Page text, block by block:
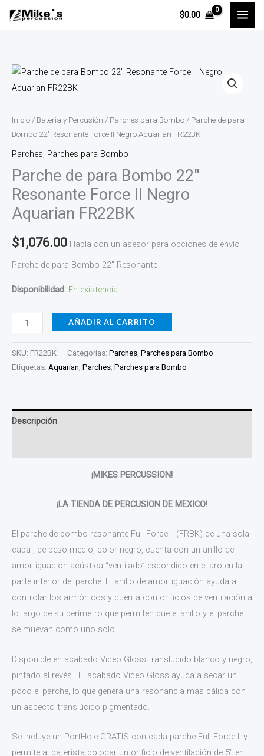
$0.00
Inicio / Batería y Percusión / Parches para Bombo / Parche de para
Bombo 22″ Resonante Force II Negro Aquarian FR22BK
Parches, Parches para Bombo
Parche de para Bombo 22″
Resonante Force II Negro
Aquarian FR22BK
$1,076.00 Habla con un asesor para opciones de envío
Parche de para Bombo 22″ Resonante
Disponibilidad: En existencia
Parche
de
Bombo
22"
Resonante
Force
II
Negro
Aquarian
cantidad
AÑADIR AL CARRITO
SKU: FR22BK Categorías: Parches, Parches para Bombo
Etiquetas: Aquarian, Parches, Parches para Bombo
Descripción
¡MIKES PERCUSSION!
¡LA TIENDA DE PERCUSION DE MEXICO!
El parche de bombo resonante Full Force II (FRBK) de una sola
capa , de peso medio, color negro, cuenta con un anillo de
amortiguación acústica “ventilado” escondido en el aro en la
parte inferior del parche. El anillo de amortiguación ayuda a
controlar los armónicos y cuenta con orificios de ventilación a
lo largo de su perímetro que permiten que el anillo y el parche
se muevan como uno solo.
Disponible en acabado Video Gloss translúcido blanco y negro,
pintado al revés . El acabado Video Gloss ayuda a secar un
poco el parche, lo que genera una resonancia más cálida con
un aspecto translúcido pigmentado.
Se incluye un PortHole GRATIS con cada parche Full Force II y
permite al baterista colocar un orificio de ventilación de 5″ en